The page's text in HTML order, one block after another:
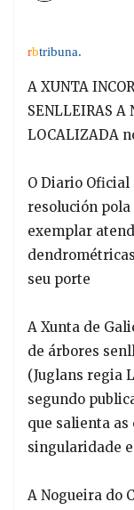
rbtribuna.
A XUNTA
SENLLEIRAS A
LOCALIZADA
O Diario
resolución
exemplar
seu porte
A Xunta de
de árbores
(Juglans regia
segundo
que salienta
singularidade
A Nogueira do